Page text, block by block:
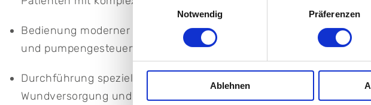
Notwendig
Präferenzen
Ablehnen
Bedienung moderner Medizintechnik sowie Monitoring, Beatmung
und pumpengesteuerte Medikamentengabe
Durchführung spezieller pflegerischer Maßnahmen wie
Wundversorgung und enterale bzw. parenterale Ernährung